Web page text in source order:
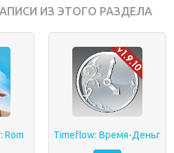
ИЗ ЭТОГО РАЗДЕЛА
Rom Timeflow: Время-Деньг